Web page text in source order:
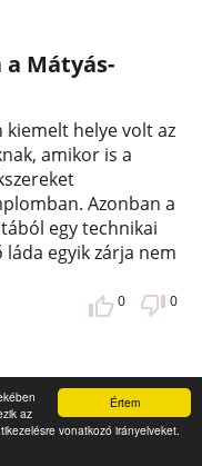
Értem
az
vonatkozó irányelveket.
Mátyás-
kiemelt helye volt az
amikor is a
Azonban a
egy technikai
egyik zárja nem
0 0